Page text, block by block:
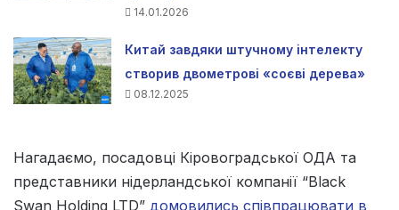
14.01.2026
Китай завдяки штучному інтелекту
створив двометрові «соєві дерева»
08.12.2025
Нагадаємо, посадовці Кіровоградської ОДА та
представники нідерландської компанії “Black
Swan Holding LTD” домовились співпрацювати в